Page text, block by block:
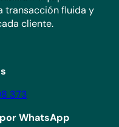
transacción fluida y
cliente.
373
WhatsApp